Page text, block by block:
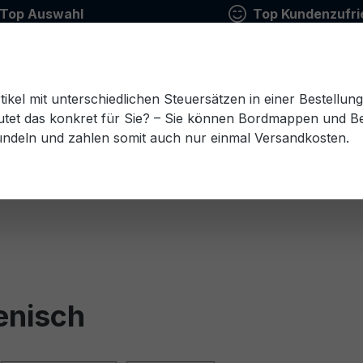
Top Auswahl Top
Estnisch Finnisch Französisch Griechisch
mit unterschiedlichen Steuersätzen in einer
das konkret für Sie? – Sie können Bordmappen und
und zahlen somit auch nur einmal Versandkosten.